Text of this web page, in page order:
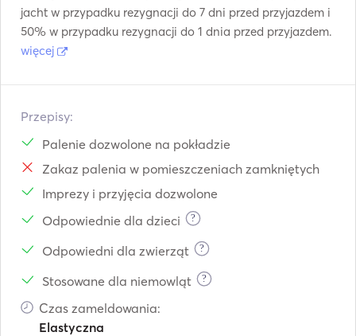
jacht w przypadku rezygnacji do 7 dni przed przyjazdem i
50% w przypadku rezygnacji do 1 dnia przed przyjazdem.
więcej
Przepisy:
Palenie dozwolone na pokładzie
Zakaz palenia w pomieszczeniach zamkniętych
Imprezy i przyjęcia dozwolone
Odpowiednie dla dzieci
?
Odpowiedni dla zwierząt ?
Stosowane dla niemowląt ?
Czas zameldowania:
Elastyczna